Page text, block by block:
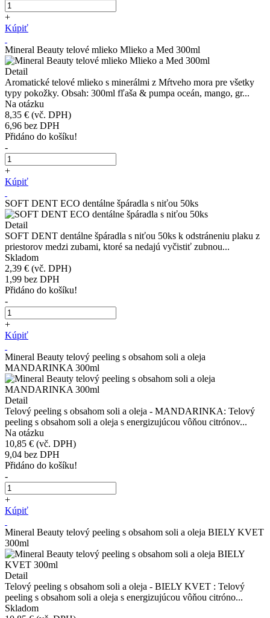
+
Kúpiť
Mineral Beauty telové mlieko Mlieko a Med 300ml
Detail
Aromatické telové mlieko s minerálmi z Mŕtveho mora pre všetky
typy pokožky. Obsah: 300ml fľaša & pumpa oceán, mango, gr...
Na otázku
8,35 € (vč. DPH)
6,96 bez DPH
Přidáno do košíku!
-
+
Kúpiť
SOFT DENT ECO dentálne špáradla s niťou 50ks
Detail
SOFT DENT dentálne špáradla s niťou 50ks k odstráneniu plaku z
priestorov medzi zubami, ktoré sa nedajú vyčistiť zubnou...
Skladom
2,39 € (vč. DPH)
1,99 bez DPH
Přidáno do košíku!
-
+
Kúpiť
Mineral Beauty telový peeling s obsahom soli a oleja
MANDARINKA 300ml
Detail
Telový peeling s obsahom soli a oleja - MANDARINKA: Telový
peeling s obsahom soli a oleja s energizujúcou vôňou citrónov...
Na otázku
10,85 € (vč. DPH)
9,04 bez DPH
Přidáno do košíku!
-
+
Kúpiť
Mineral Beauty telový peeling s obsahom soli a oleja BIELY KVET
300ml
Detail
Telový peeling s obsahom soli a oleja - BIELY KVET : Telový
peeling s obsahom soli a oleja s energizujúcou vôňou citróno...
Skladom